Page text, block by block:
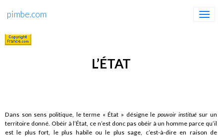
pimbe.com
L’ÉTAT
Dans son sens politique, le terme « État » désigne lepouvoir instituésur un
territoire donné. Obéir à l’État, ce n’est donc pas obéir à un homme parce qu’il
est le plus fort, le plus habile ou le plus sage, c’est-à-dire en raison de